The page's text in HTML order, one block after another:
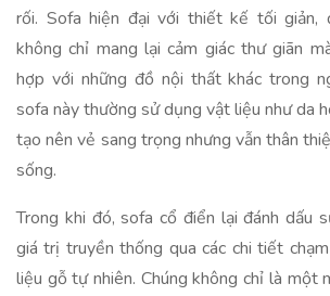
rối. Sofa hiện đại với thiết kế tối giản,
không chỉ mang lại cảm giác thư giãn
hợp với những đồ nội thất khác trong
sofa này thường sử dụng vật liệu như da
tạo nên vẻ sang trọng nhưng vẫn thân
sống.
Trong khi đó, sofa cổ điển lại đánh dấu
giá trị truyền thống qua các chi tiết
liệu gỗ tự nhiên. Chúng không chỉ là một